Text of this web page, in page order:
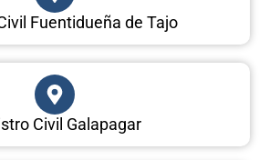
Fuentidueña de Tajo
Civil Galapagar